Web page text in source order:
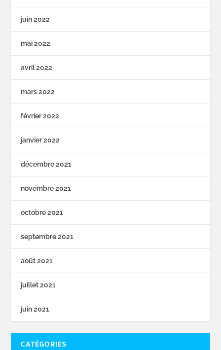
juin 2022
mai 2022
avril 2022
mars 2022
février 2022
janvier 2022
décembre 2021
novembre 2021
octobre 2021
septembre 2021
août 2021
juillet 2021
juin 2021
CATÉGORIES